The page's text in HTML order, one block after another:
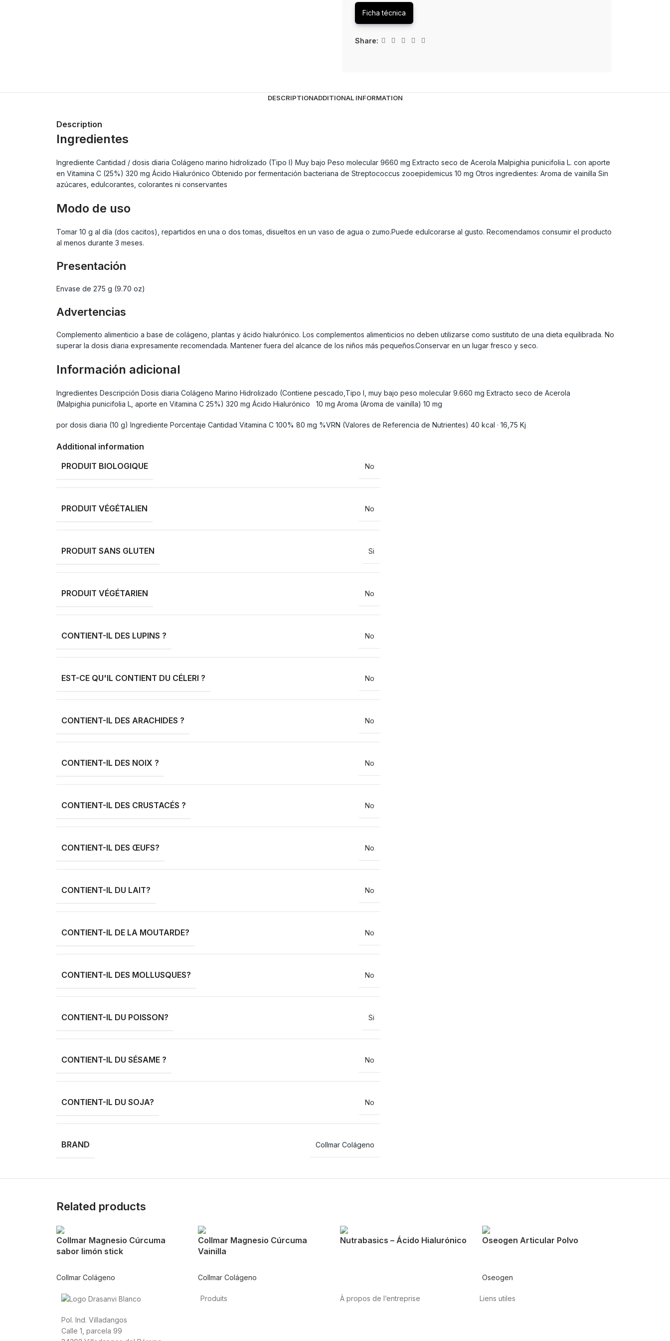
Ficha técnica
Share:
DESCRIPTIONADDITIONAL INFORMATION
Description
Ingredientes
Ingrediente Cantidad / dosis diaria Colágeno marino hidrolizado (Tipo I) Muy bajo Peso molecular 9660 mg Extracto seco de Acerola Malpighia punicifolia L. con aporte
en Vitamina C (25%) 320 mg Ácido Hialurónico Obtenido por fermentación bacteriana de Streptococcus zooepidemicus 10 mg Otros ingredientes: Aroma de vainilla Sin
azúcares, edulcorantes, colorantes ni conservantes
Modo de uso
Tomar 10 g al día (dos cacitos), repartidos en una o dos tomas, disueltos en un vaso de agua o zumo.Puede edulcorarse al gusto. Recomendamos consumir el producto
al menos durante 3 meses.
Presentación
Envase de 275 g (9.70 oz)
Advertencias
Complemento alimenticio a base de colágeno, plantas y ácido hialurónico. Los complementos alimenticios no deben utilizarse como sustituto de una dieta equilibrada. No
superar la dosis diaria expresamente recomendada. Mantener fuera del alcance de los niños más pequeños.Conservar en un lugar fresco y seco.
Información adicional
Ingredientes Descripción Dosis diaria Colágeno Marino Hidrolizado (Contiene pescado,Tipo I, muy bajo peso molecular 9.660 mg Extracto seco de Acerola
(Malpighia punicifolia L, aporte en Vitamina C 25%) 320 mg Ácido Hialurónico 10 mg Aroma (Aroma de vainilla) 10 mg
por dosis diaria (10 g) Ingrediente Porcentaje Cantidad Vitamina C 100% 80 mg %VRN (Valores de Referencia de Nutrientes) 40 kcal · 16,75 Kj
Additional information
PRODUIT BIOLOGIQUE
No
PRODUIT VÉGÉTALIEN No
PRODUIT SANS GLUTEN Si
PRODUIT VÉGÉTARIEN No
CONTIENT-IL DES LUPINS ? No
EST-CE QU'IL CONTIENT DU CÉLERI ? No
CONTIENT-IL DES ARACHIDES ? No
CONTIENT-IL DES NOIX ? No
CONTIENT-IL DES CRUSTACÉS ? No
CONTIENT-IL DES ŒUFS? No
CONTIENT-IL DU LAIT? No
CONTIENT-IL DE LA MOUTARDE? No
CONTIENT-IL DES MOLLUSQUES? No
CONTIENT-IL DU POISSON? Si
CONTIENT-IL DU SÉSAME ? No
CONTIENT-IL DU SOJA? No
BRAND Collmar Colágeno
Related products
Collmar Magnesio Cúrcuma
sabor limón stick
Collmar Colágeno
Collmar Magnesio Cúrcuma
Vainilla
Collmar Colágeno
Nutrabasics – Ácido Hialurónico Oseogen Articular Polvo
Oseogen
Pol. Ind. Villadangos
Calle 1, parcela 99
Produits À propos de l’entreprise Liens utiles